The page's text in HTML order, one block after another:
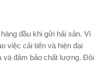
đầu khi gửi hải sản. Vì
việc cải tiến và hiện đại
và đảm bảo chất lượng. Đội